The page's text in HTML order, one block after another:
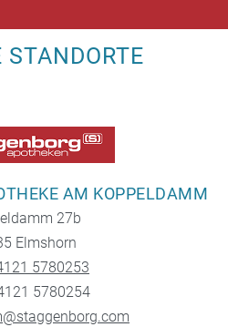
STANDORTE
AM KOPPELDAMM
27b
Elmshorn
5780253
5780254